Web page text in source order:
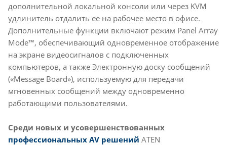
дополнительной локальной консоли или через KVM
удлинитель отдалить ее на рабочее место в офисе.
Дополнительные функции включают режим Panel Array
Mode™, обеспечивающий одновременное отображение
на экране видеосигналов с подключенных
компьютеров, а также Электронную доску сообщений
(«Message Board»), используемую для передачи
мгновенных сообщений между одновременно
работающими пользователями.
Среди новых и усовершенствованных
профессиональных AV решений ATEN